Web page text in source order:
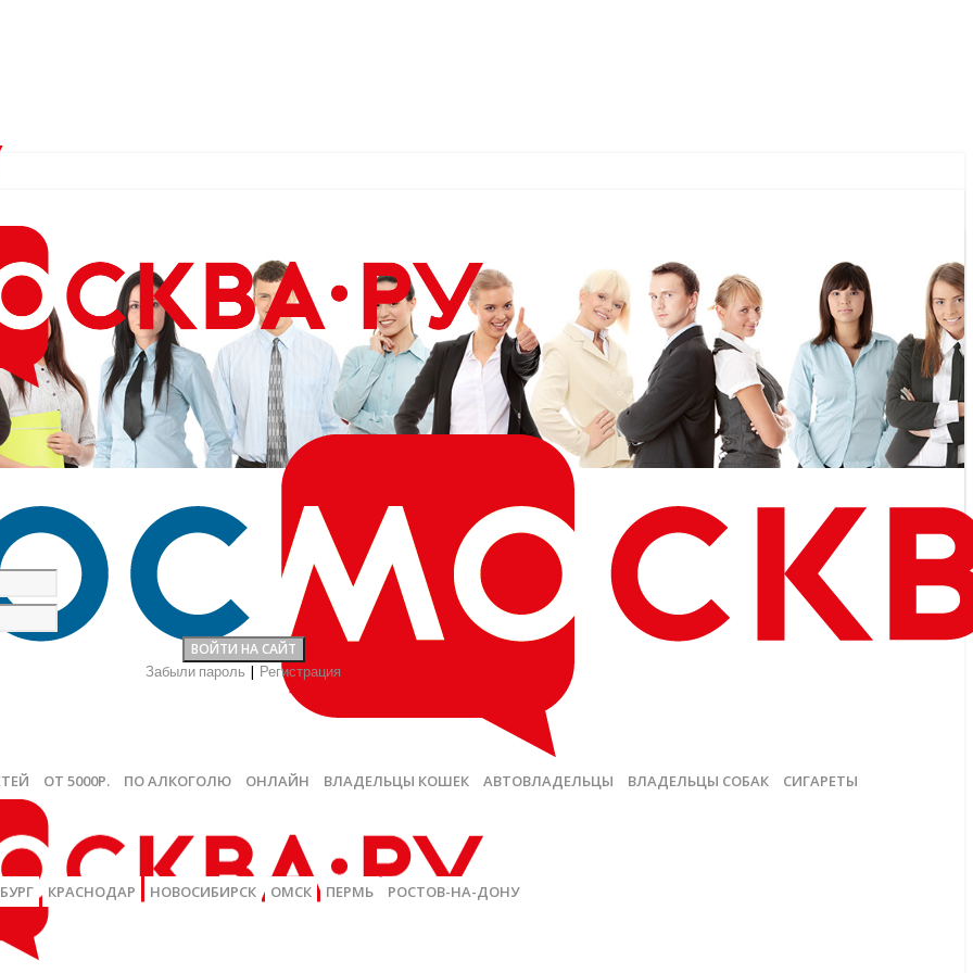
Забыли пароль Регистрация
ОТ 5000Р. ПО АЛКОГОЛЮ ОНЛАЙН ВЛАДЕЛЬЦЫ КОШЕК АВТОВЛАДЕЛЬЦЫ ВЛАДЕЛЬЦЫ СОБАК СИГАРЕТЫ
КРАСНОДАР НОВОСИБИРСК ОМСК ПЕРМЬ РОСТОВ-НА-ДОНУ